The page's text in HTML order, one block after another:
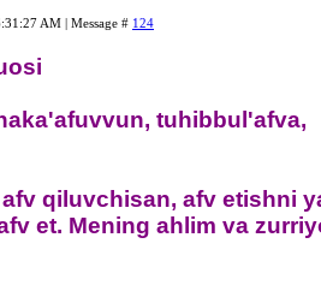
AM | Message # 124
tuhibbul'afva,
afv qiluvchisan, afv etishni
et. Mening ahlim va